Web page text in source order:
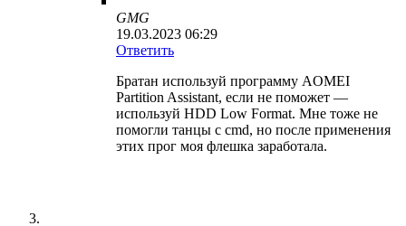
GMG
19.03.2023 06:29
Ответить
Братан используй программу AOMEI
Partition Assistant, если не поможет —
используй HDD Low Format. Мне тоже не
помогли танцы с cmd, но после применения
этих прог моя флешка заработала.